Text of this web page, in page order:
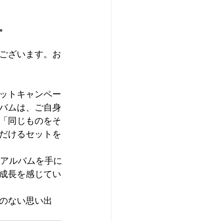
ざいます。お
トキャンペー
ムは、ご自身
同じものをそ
けるセットを
ルバムを手に
長を感じてい
ない思い出